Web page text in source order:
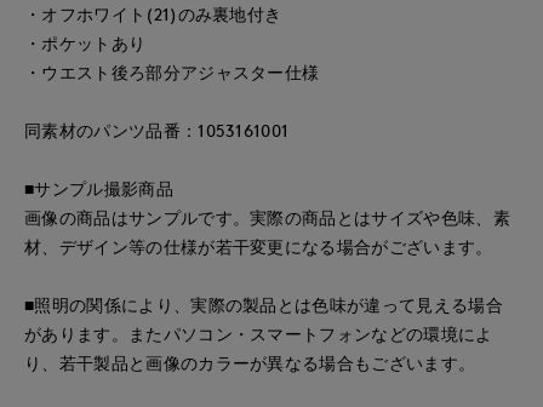
・オフホワイト(21)のみ裏地付き
・ポケットあり
・ウエスト後ろ部分アジャスター仕様
同素材のパンツ品番：1053161001
■サンプル撮影商品
画像の商品はサンプルです。実際の商品とはサイズや色味、素
材、デザイン等の仕様が若干変更になる場合がございます。
■照明の関係により、実際の製品とは色味が違って見える場合
があります。またパソコン・スマートフォンなどの環境によ
り、若干製品と画像のカラーが異なる場合もございます。